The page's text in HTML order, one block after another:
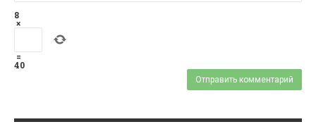
8
×
=
40